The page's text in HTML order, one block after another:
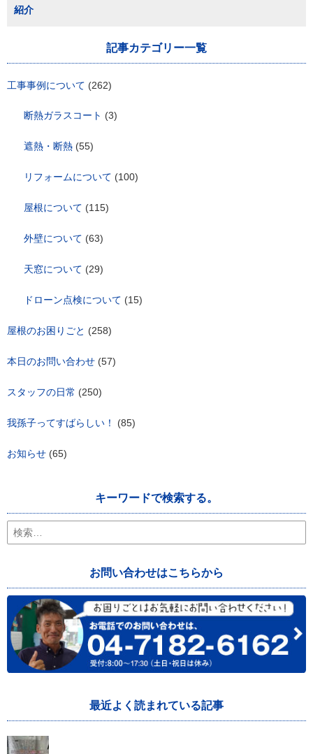
ビ
紹介
記事カテゴリー一覧
工事事例について (262)
断熱ガラスコート (3)
遮熱・断熱 (55)
リフォームについて (100)
屋根について (115)
外壁について (63)
天窓について (29)
ドローン点検について (15)
屋根のお困りごと (258)
本日のお問い合わせ (57)
スタッフの日常 (250)
我孫子ってすばらしい！ (85)
お知らせ (65)
キーワードで検索する。
検
索:
お問い合わせはこちらから
最近よく読まれている記事